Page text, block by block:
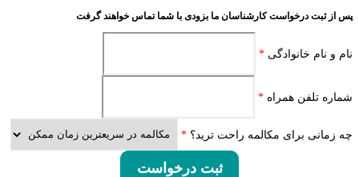
پس از ثبت درخواست کارشناسان ما بزودی با شما تماس خواهند گرفت
نام و نام خانوادگی *
شماره تلفن همراه *
چه زمانی برای مکالمه راحت ترید؟ *
ثبت درخواست